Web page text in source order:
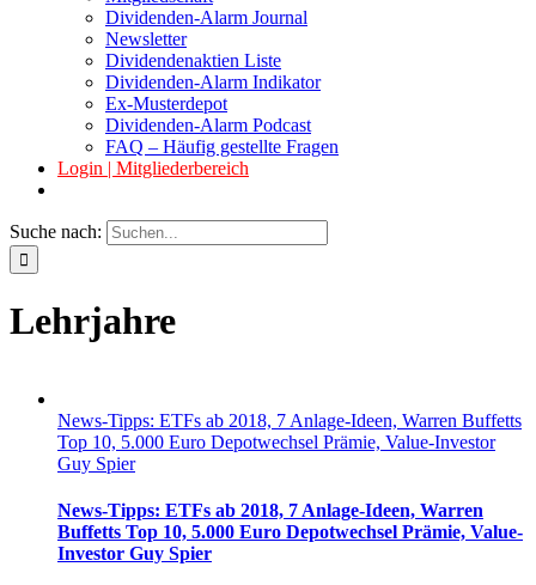
Dividenden-Alarm Journal
Newsletter
Dividendenaktien Liste
Dividenden-Alarm Indikator
Ex-Musterdepot
Dividenden-Alarm Podcast
FAQ – Häufig gestellte Fragen
Login | Mitgliederbereich
Suche nach:
Lehrjahre
News-Tipps: ETFs ab 2018, 7 Anlage-Ideen, Warren Buffetts
Top 10, 5.000 Euro Depotwechsel Prämie, Value-Investor
Guy Spier
News-Tipps: ETFs ab 2018, 7 Anlage-Ideen, Warren
Buffetts Top 10, 5.000 Euro Depotwechsel Prämie, Value-
Investor Guy Spier